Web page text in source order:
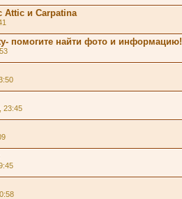
Attic и Carpatina
помогите найти фото и информацию!
23:45